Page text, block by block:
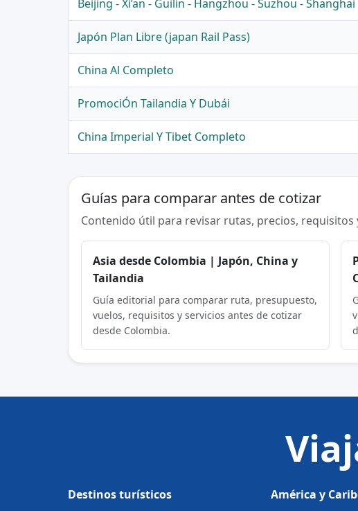
Beijing - Xi’an - Guilin - Hangzhou - Suzhou - Shanghai
Japón Plan Libre (japan Rail Pass)
China Al Completo
PromociÓn Tailandia Y Dubái
China Imperial Y Tibet Completo
Guías para comparar antes de cotizar
Contenido útil para revisar rutas, precios,
Asia desde Colombia | Japón, China y
Tailandia
Guía editorial para comparar ruta, presupuesto,
vuelos, requisitos y servicios antes de cotizar
desde Colombia.
Destinos turísticos América y